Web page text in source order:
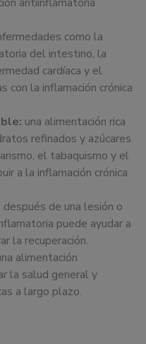
como la
del intestino, la
cardíaca y el
con la inflamación crónica
una alimentación rica
refinados y azúcares
el tabaquismo y el
a la inflamación crónica
después de una lesión o
puede ayudar a
la recuperación.
alimentación
la salud general y
a largo plazo.